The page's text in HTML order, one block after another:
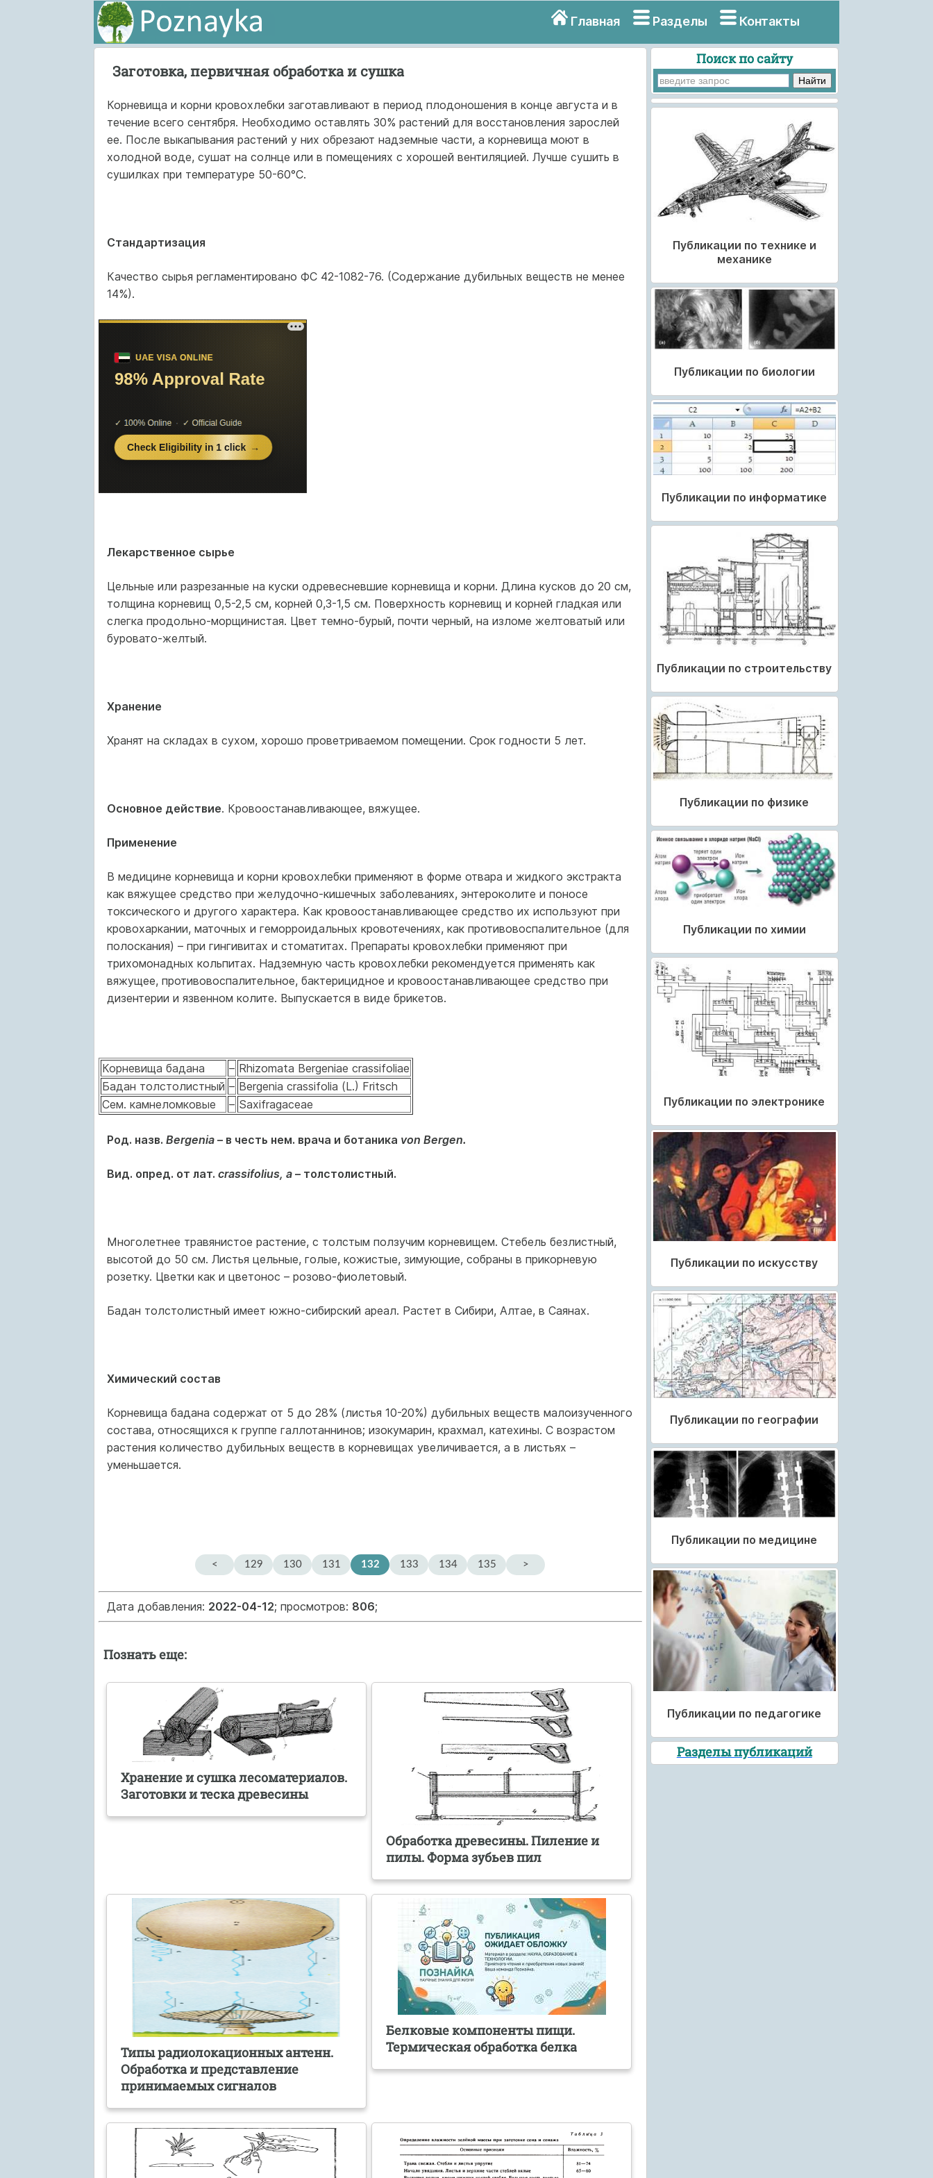
Главная Разделы Контакты
Заготовка, первичная обработка и сушка
Корневища и корни кровохлебки заготавливают в период плодоношения в конце августа и в
течение всего сентября. Необходимо оставлять 30% растений для восстановления зарослей
ее. После выкапывания растений у них обрезают надземные части, а корневища моют в
холодной воде, сушат на солнце или в помещениях с хорошей вентиляцией. Лучше сушить в
сушилках при температуре 50-60°С.
Стандартизация
Качество сырья регламентировано ФС 42-1082-76. (Содержание дубильных веществ не менее
14%).
Лекарственное сырье
Цельные или разрезанные на куски одревесневшие корневища и корни. Длина кусков до 20 см,
толщина корневищ 0,5-2,5 см, корней 0,3-1,5 см. Поверхность корневищ и корней гладкая или
слегка продольно-морщинистая. Цвет темно-бурый, почти черный, на изломе желтоватый или
буровато-желтый.
Хранение
Хранят на складах в сухом, хорошо проветриваемом помещении. Срок годности 5 лет.
Основное действие. Кровоостанавливающее, вяжущее.
Применение
В медицине корневища и корни кровохлебки применяют в форме отвара и жидкого экстракта
как вяжущее средство при желудочно-кишечных заболеваниях, энтероколите и поносе
токсического и другого характера. Как кровоостанавливающее средство их используют при
кровохаркании, маточных и геморроидальных кровотечениях, как противовоспалительное (для
полоскания) – при гингивитах и стоматитах. Препараты кровохлебки применяют при
трихомонадных кольпитах. Надземную часть кровохлебки рекомендуется применять как
вяжущее, противовоспалительное, бактерицидное и кровоостанавливающее средство при
дизентерии и язвенном колите. Выпускается в виде брикетов.
Корневища бадана – Rhizomata Bergeniae crassifoliae
Бадан толстолистный – Bergenia crassifolia (L.) Fritsch
Сем. камнеломковые
– Saxifragaceae
Род. назв. Bergenia– в честь нем. врача и ботаника von Bergen.
Вид. опред. от лат. crassifolius, a– толстолистный.
Многолетнее травянистое растение, с толстым ползучим корневищем. Стебель безлистный,
высотой до 50 см. Листья цельные, голые, кожистые, зимующие, собраны в прикорневую
розетку. Цветки как и цветонос – розово-фиолетовый.
Бадан толстолистный имеет южно-сибирский ареал. Растет в Сибири, Алтае, в Саянах.
Химический состав
Корневища бадана содержат от 5 до 28% (листья 10-20%) дубильных веществ малоизученного
состава, относящихся к группе галлотаннинов; изокумарин, крахмал, катехины. С возрастом
растения количество дубильных веществ в корневищах увеличивается, а в листьях –
уменьшается.
< 129 130 131 132 133 134 135 >
Дата добавления: 2022-04-12; просмотров: 806;
Познать еще:
Хранение и сушка лесоматериалов.
Заготовки и теска древесины
Обработка древесины. Пиление и
пилы. Форма зубьев пил
Типы радиолокационных антенн.
Обработка и представление
принимаемых сигналов
Белковые компоненты пищи.
Термическая обработка белка
Поиск по сайту
Публикации по технике и
механике
Публикации по биологии
Публикации по информатике
Публикации по строительству
Публикации по физике
Публикации по химии
Публикации по электронике
Публикации по искусству
Публикации по географии
Публикации по медицине
Публикации по педагогике
Разделы публикаций